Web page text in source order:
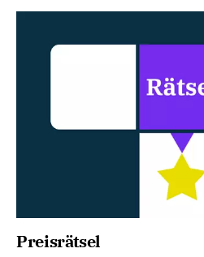
Preisrätsel